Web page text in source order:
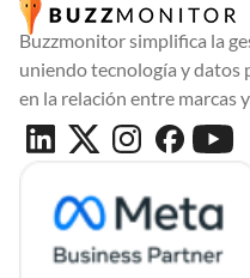
Buzzmonitor simplifica la
uniendo tecnología y datos
en la relación entre marcas